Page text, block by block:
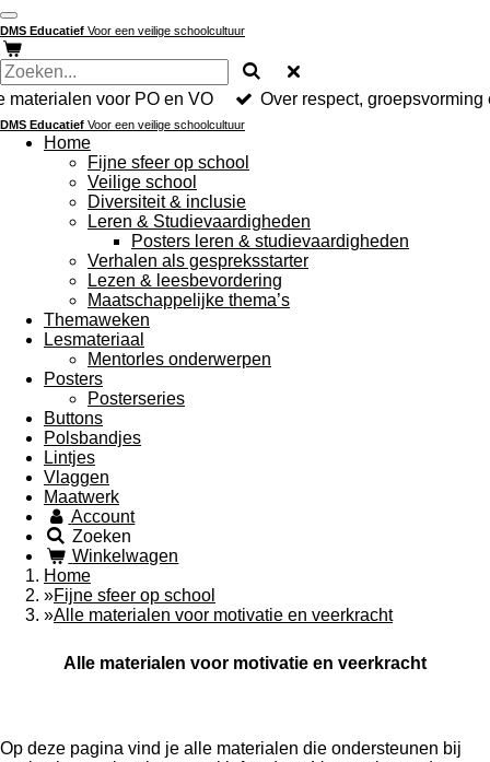
Ga
direct
naar
de
hoofdinhoud
DMS Educatief Voor een veilige schoolcultuur
materialen voor PO en VO Over respect, groepsvorming
DMS Educatief Voor een veilige schoolcultuur
Home
Fijne sfeer op school
Veilige school
Diversiteit & inclusie
Leren & Studievaardigheden
Posters leren & studievaardigheden
Verhalen als gespreksstarter
Lezen & leesbevordering
Maatschappelijke thema’s
Themaweken
Lesmateriaal
Mentorles onderwerpen
Posters
Posterseries
Buttons
Polsbandjes
Lintjes
Vlaggen
Maatwerk
Account
Zoeken
Winkelwagen
Home
»Fijne sfeer op school
»Alle materialen voor motivatie en veerkracht
Alle materialen voor motivatie en veerkracht
Op deze pagina vind je alle materialen die ondersteunen bij